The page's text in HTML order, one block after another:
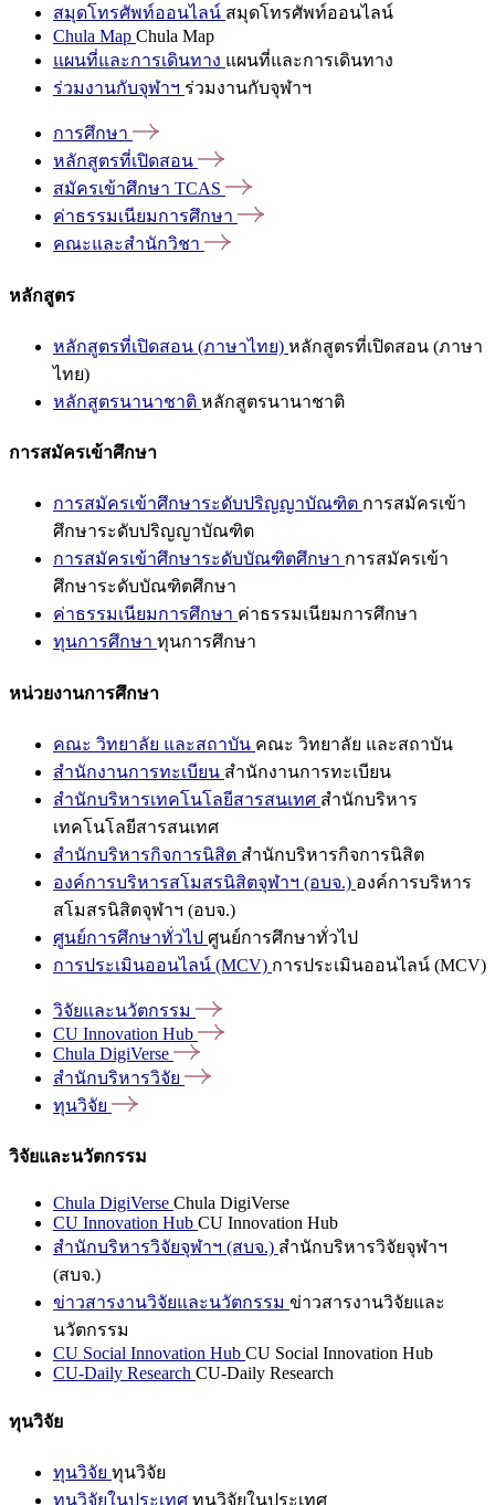
สมุดโทรศัพท์ออนไลน์ สมุดโทรศัพท์ออนไลน์
Chula Map Chula Map
แผนที่และการเดินทาง แผนที่และการเดินทาง
ร่วมงานกับจุฬาฯ ร่วมงานกับจุฬาฯ
การศึกษา
หลักสูตรที่เปิดสอน
สมัครเข้าศึกษา TCAS
ค่าธรรมเนียมการศึกษา
คณะและสำนักวิชา
หลักสูตร
หลักสูตรที่เปิดสอน (ภาษาไทย) หลักสูตรที่เปิดสอน (ภาษา
ไทย)
หลักสูตรนานาชาติ หลักสูตรนานาชาติ
การสมัครเข้าศึกษา
การสมัครเข้าศึกษาระดับปริญญาบัณฑิต การสมัครเข้า
ศึกษาระดับปริญญาบัณฑิต
การสมัครเข้าศึกษาระดับบัณฑิตศึกษา การสมัครเข้า
ศึกษาระดับบัณฑิตศึกษา
ค่าธรรมเนียมการศึกษา ค่าธรรมเนียมการศึกษา
ทุนการศึกษา ทุนการศึกษา
หน่วยงานการศึกษา
คณะ วิทยาลัย และสถาบัน คณะ วิทยาลัย และสถาบัน
สำนักงานการทะเบียน สำนักงานการทะเบียน
สำนักบริหารเทคโนโลยีสารสนเทศ สำนักบริหาร
เทคโนโลยีสารสนเทศ
สำนักบริหารกิจการนิสิต สำนักบริหารกิจการนิสิต
องค์การบริหารสโมสรนิสิตจุฬาฯ (อบจ.) องค์การบริหาร
สโมสรนิสิตจุฬาฯ (อบจ.)
ศูนย์การศึกษาทั่วไป ศูนย์การศึกษาทั่วไป
การประเมินออนไลน์ (MCV) การประเมินออนไลน์ (MCV)
วิจัยและนวัตกรรม
CU Innovation Hub
Chula DigiVerse
สำนักบริหารวิจัย
ทุนวิจัย
วิจัยและนวัตกรรม
Chula DigiVerse Chula DigiVerse
CU Innovation Hub CU Innovation Hub
สำนักบริหารวิจัยจุฬาฯ (สบจ.) สำนักบริหารวิจัยจุฬาฯ
(สบจ.)
ข่าวสารงานวิจัยและนวัตกรรม ข่าวสารงานวิจัยและ
นวัตกรรม
CU Social Innovation Hub CU Social Innovation Hub
CU-Daily Research CU-Daily Research
ทุนวิจัย
ทุนวิจัย ทุนวิจัย
ทุนวิจัยในประเทศ ทุนวิจัยในประเทศ